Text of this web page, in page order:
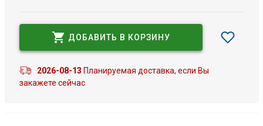
ДОБАВИТЬ В КОРЗИНУ
2026-08-13 Планируемая доставка, если Вы
закажете сейчас